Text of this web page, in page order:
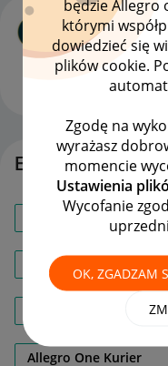
będzie Allegro
którymi
dowiedzieć się
plików cookie.
Zgodę na
wyrażasz
momencie
Ustawienia
Wycofanie
OK, ZGADZAM
Allegro
autorSMA-
Ostatnio
julienail
Etykiety
AL008ERA
Allegro Delivery
Allegro One Kurier